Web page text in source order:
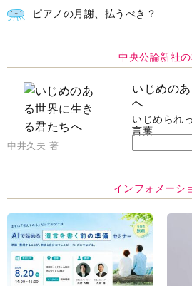
ピアノの月謝、払うべき？
中央公論新社
いじめの
へ
いじめられ
言葉
中井久夫 著
インフォメーシ